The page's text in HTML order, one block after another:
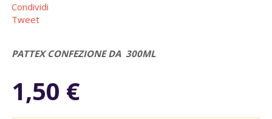
Condividi
Tweet
PATTEX CONFEZIONE DA 300ML
1,50 €